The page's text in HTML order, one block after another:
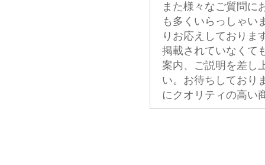
また様々なご質問に
も多くいらっしゃい
りお応えしておりま
掲載されていなくて
案内、ご説明を差し
い。お待ちしており
にクオリティの高い